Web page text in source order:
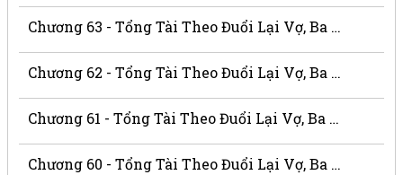
Chương 63 - Tổng Tài Theo Đuổi Lại Vợ, Ba Thật Là Xấu Xa
Chương 62 - Tổng Tài Theo Đuổi Lại Vợ, Ba Thật Là Xấu Xa
Chương 61 - Tổng Tài Theo Đuổi Lại Vợ, Ba Thật Là Xấu Xa
Chương 60 - Tổng Tài Theo Đuổi Lại Vợ, Ba Thật Là Xấu Xa